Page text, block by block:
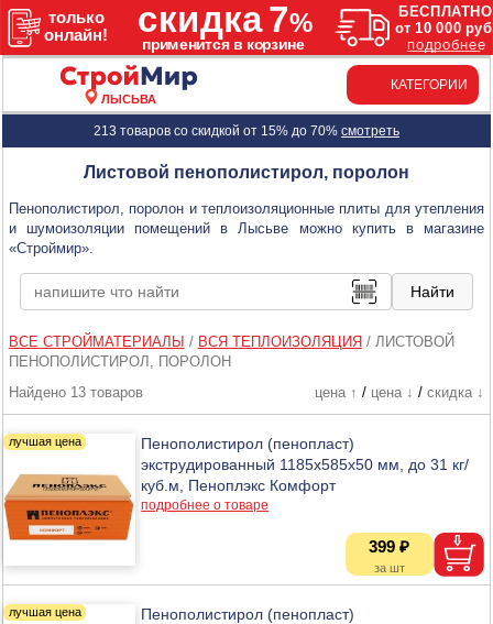
ЛЫСЬВА
КАТЕГОРИИ
213 товаров со скидкой от 15% до 70% смотреть
Листовой пенополистирол, поролон
Пенополистирол, поролон и теплоизоляционные плиты для утепления
и шумоизоляции помещений в Лысьве можно купить в магазине
«Строймир».
ВСЕ СТРОЙМАТЕРИАЛЫ / ВСЯ ТЕПЛОИЗОЛЯЦИЯ / ЛИСТОВОЙ
ПЕНОПОЛИСТИРОЛ, ПОРОЛОН
Найдено 13 товаров
цена ↑ / цена ↓ / скидка ↓
Пенополистирол (пенопласт)
экструдированный 1185х585х50 мм, до 31 кг/
куб.м, Пеноплэкс Комфорт
подробнее о товаре
399 ₽
Пенополистирол (пенопласт)